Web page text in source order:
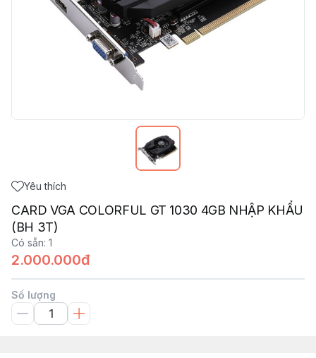
Yêu thích
CARD VGA COLORFUL GT 1030 4GB NHẬP KHẨU
(BH 3T)
Có sẵn: 1
2.000.000đ
Số lượng